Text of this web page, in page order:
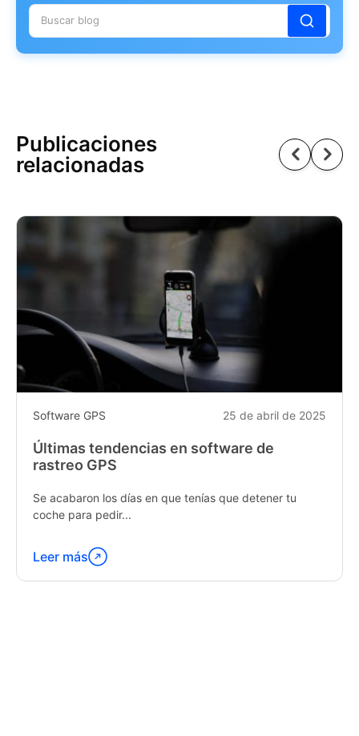
Publicaciones
relacionadas
Software GPS 25 de abril de 2025
Últimas tendencias en software de
rastreo GPS
Se acabaron los días en que tenías que detener tu
coche para pedir...
Continúa
leyendo
Leer más